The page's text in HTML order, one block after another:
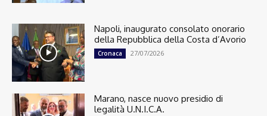
Napoli, inaugurato consolato onorario
della Repubblica della Costa d’Avorio
Cronaca 27/07/2026
Marano, nasce nuovo presidio di
legalità U.N.I.C.A.